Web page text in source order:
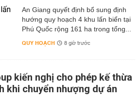
An Giang quyết định bổ sung định
hướng quy hoạch 4 khu lấn biển tại
Phú Quốc rộng 161 ha trong tổng...
QUY HOẠCH 8 giờ trước
kiến nghị cho phép kế thừa
khi chuyển nhượng dự án